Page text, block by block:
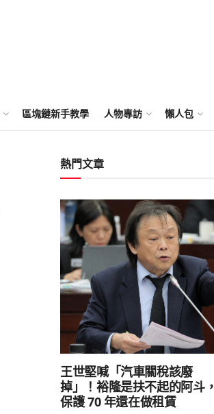
區塊鏈新手教學 人物專訪 懶人包
熱門文章
王世堅喊「汽車關稅該廢
掉」！裕隆是扶不起的阿斗，
保護 70 年還在做租賃